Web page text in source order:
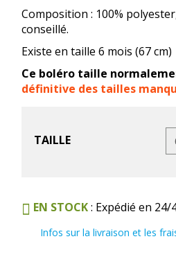
Composition : 100%
conseillé.
Existe en taille 6 mois (67 cm)
Ce boléro taille
définitive des tailles
TAILLE
EN STOCK: Expédié en 24/
Infos sur la livraison et les